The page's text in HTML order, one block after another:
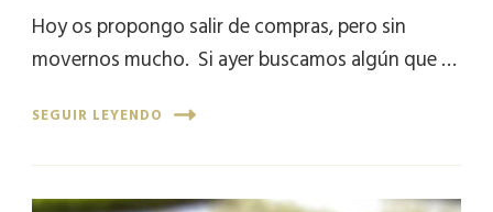
Hoy os propongo salir de compras, pero sin
movernos mucho. Si ayer buscamos algún que …
SEGUIR LEYENDO